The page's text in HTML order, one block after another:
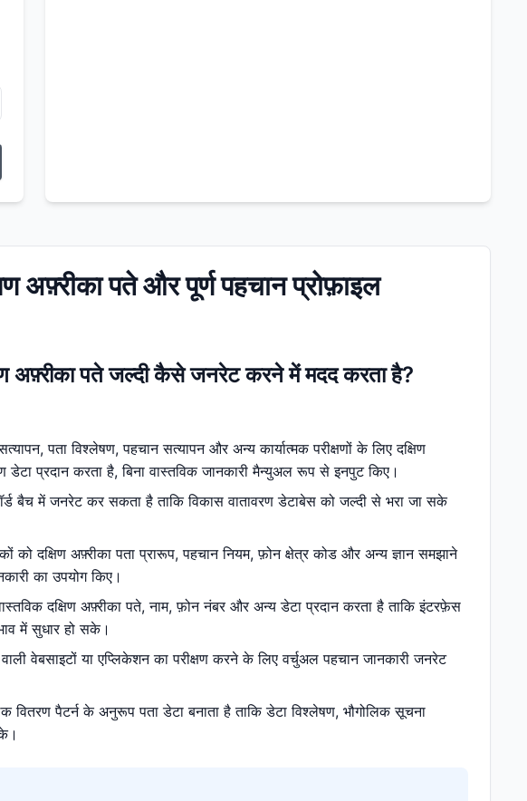
अफ़्रीका पते और पूर्ण पहचान प्रोफ़ाइल
अफ़्रीका पते जल्दी कैसे जनरेट करने में मदद करता है?
पता विश्लेषण, पहचान सत्यापन और अन्य कार्यात्मक परीक्षणों के लिए दक्षिण
डेटा प्रदान करता है, बिना वास्तविक जानकारी मैन्युअल रूप से इनपुट किए।
बैच में जनरेट कर सकता है ताकि विकास वातावरण डेटाबेस को जल्दी से भरा जा सके
को दक्षिण अफ़्रीका पता प्रारूप, पहचान नियम, फ़ोन क्षेत्र कोड और अन्य ज्ञान समझाने
का उपयोग किए।
दक्षिण अफ़्रीका पते, नाम, फ़ोन नंबर और अन्य डेटा प्रदान करता है ताकि इंटरफ़ेस
में सुधार हो सके।
वेबसाइटों या एप्लिकेशन का परीक्षण करने के लिए वर्चुअल पहचान जानकारी जनरेट
वितरण पैटर्न के अनुरूप पता डेटा बनाता है ताकि डेटा विश्लेषण, भौगोलिक सूचना